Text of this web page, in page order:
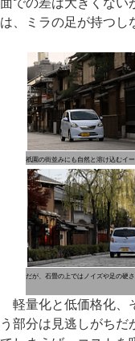
面での差は大きくない
は、ミラの足が持つし
祇園の街並みにも自然と溶け込むイ
だが、石畳の上ではノイズや足の硬
軽量化と低価格化、
う部分は見逃しがちだ